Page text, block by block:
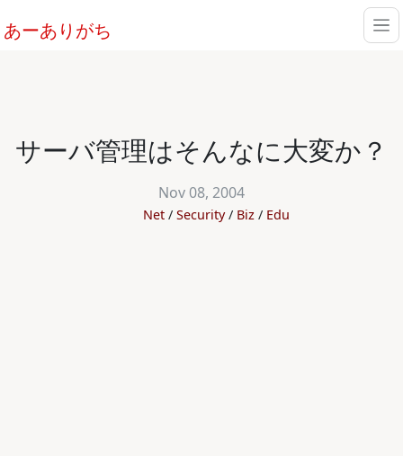
あーありがち
サーバ管理はそんなに大変か？
Nov 08, 2004
Net Security Biz Edu